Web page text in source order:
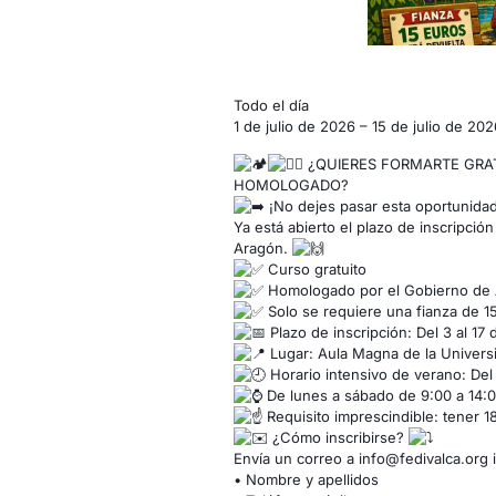
Curso
de
de
tiempo
libre
-
Épila
Todo el día
1 de julio de 2026 – 15 de julio de
¿QUIERES FORMARTE
HOMOLOGADO?
¡No dejes pasar esta
Ya está abierto el plazo de
Aragón.
Curso gratuito
Homologado por el Gobierno de
Solo se requiere una fianza de
Plazo de inscripción: Del 3 al 17
Lugar: Aula Magna de la
Horario intensivo de verano: Del
De lunes a sábado de 9:00 a
Requisito imprescindible: tener
¿Cómo inscribirse?
Envía un correo a info@fedivalca.org
• Nombre y apellidos